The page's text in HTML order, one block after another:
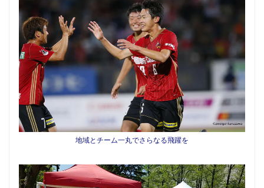
地域とチーム一丸でさらなる飛躍を